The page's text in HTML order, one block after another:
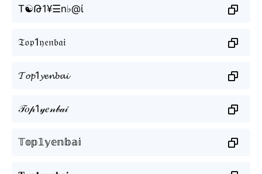
T☯Թ1¥☰n♭@ί
𝔗𝔬𝔭1𝔶𝔢𝔫𝔟𝔞𝔦
𝓣𝓸𝓹1𝔂𝓮𝓷𝓫𝓪𝓲
𝒯𝑜𝓅1𝓎𝑒𝓃𝒷𝒶𝒾
𝕋𝕠𝕡𝟙𝕪𝕖𝕟𝕓𝕒𝕚